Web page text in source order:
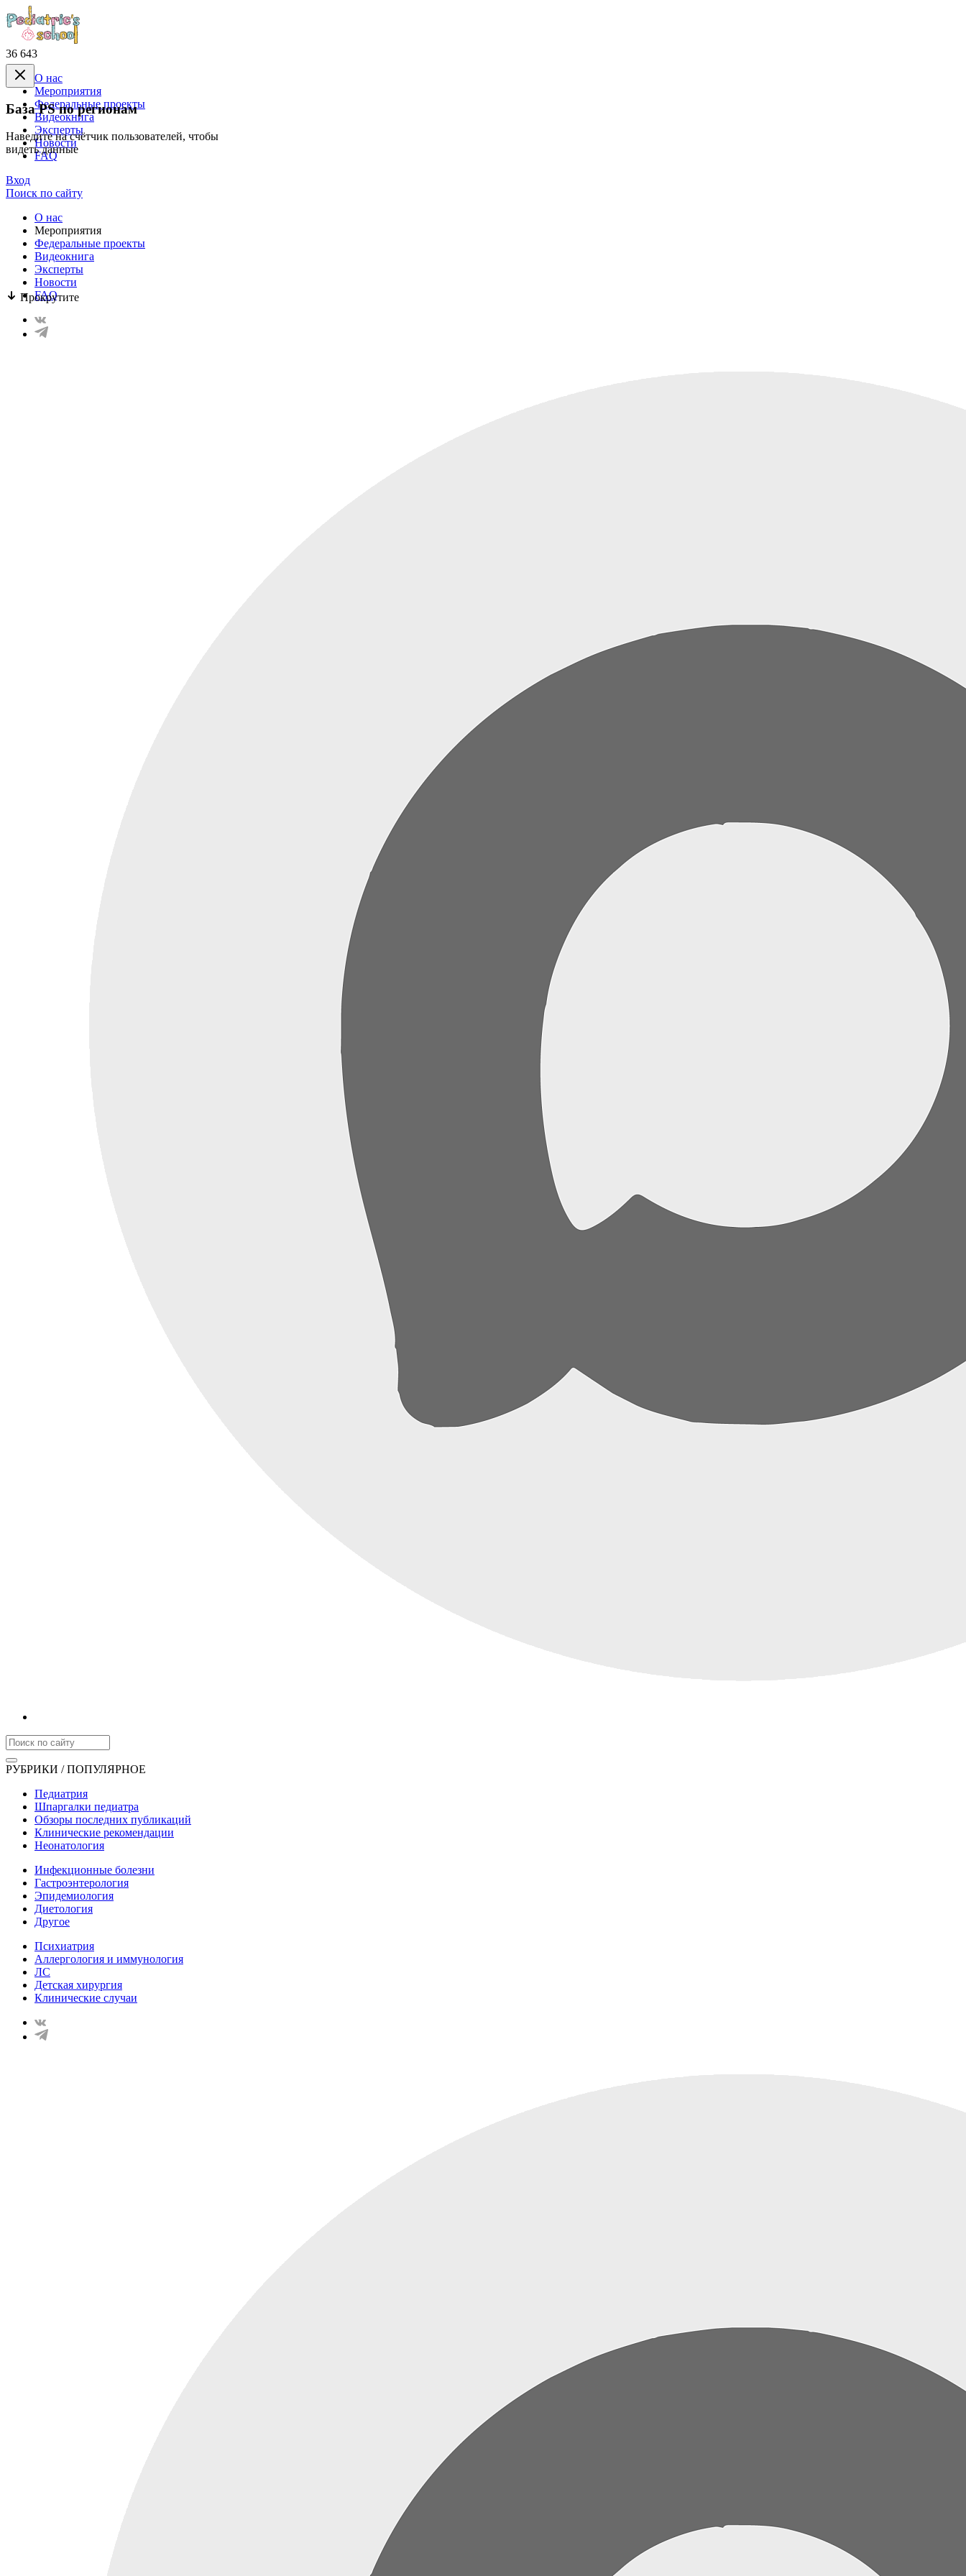
36 643
База PS по регионам
Наведите на счётчик пользователей, чтобы
видеть данные
Прокрутите
О нас
Mероприятия
Федеральные проекты
Видеокнига
Эксперты
Новости
FAQ
Вход
Поиск по сайту
О нас
Mероприятия
Федеральные проекты
Видеокнига
Эксперты
Новости
FAQ
РУБРИКИ / ПОПУЛЯРНОЕ
Педиатрия
Шпаргалки педиатра
Обзоры последних публикаций
Клинические рекомендации
Неонатология
Инфекционные болезни
Гастроэнтерология
Эпидемиология
Диетология
Другое
Психиатрия
Аллергология и иммунология
ЛС
Детская хирургия
Клинические случаи